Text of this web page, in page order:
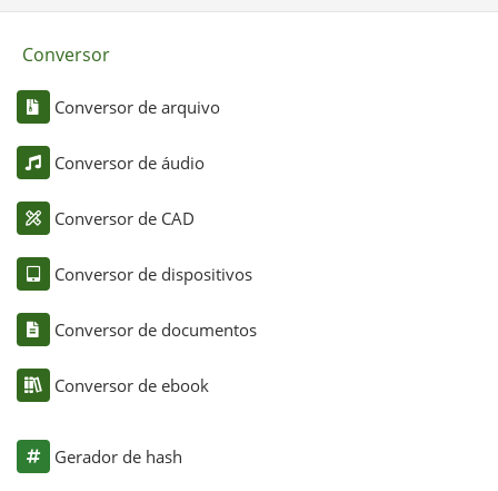
Conversor
Conversor de arquivo
Conversor de áudio
Conversor de CAD
Conversor de dispositivos
Conversor de documentos
Conversor de ebook
Gerador de hash